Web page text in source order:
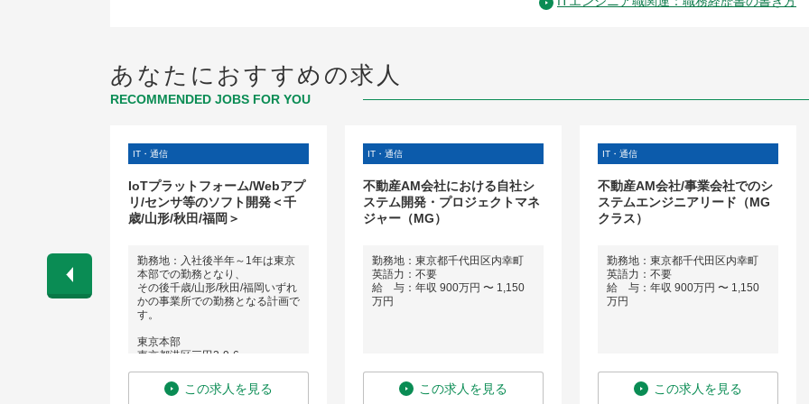
あなたにおすすめの求人
RECOMMENDED JOBS FOR YOU
IT・通信
IoTプラットフォーム/Webアプ
リ/センサ等のソフト開発＜千
歳/山形/秋田/福岡＞
勤務地：入社後半年～1年は東京
本部での勤務となり、
その後千歳/山形/秋田/福岡いずれ
かの事業所での勤務となる計画で
す。
東京本部
東京都港区三田3-9-6
千歳事業所
北海道千歳市泉沢1007-39
この求人を見る
IT・通信
不動産AM会社における自社シ
ステム開発・プロジェクトマネ
ジャー（MG）
勤務地：東京都千代田区内幸町
英語力：不要
給 与：年収 900万円 〜 1,150
万円
この求人を見る
IT・通信
不動産AM会社/事業会社でのシ
ステムエンジニアリード（MG
クラス）
勤務地：東京都千代田区内幸町
英語力：不要
給 与：年収 900万円 〜 1,150
万円
この求人を見る